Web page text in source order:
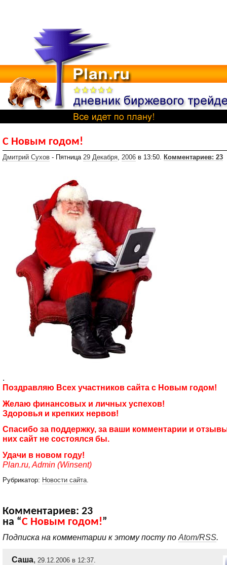
С Новым годом!
Дмитрий Сухов - Пятница 29 Декабря, 2006 в 13:50. Комментариев: 23
.
Поздравляю Всех участников сайта с Новым годом!
Желаю финансовых и личных успехов!
Здоровья и крепких нервов!
Спасибо за поддержку, за ваши комментарии и
них сайт не состоялся бы.
Удачи в новом году!
Plan.ru, Admin (Winsent)
Рубрикатор: Новости сайта
Комментариев: 23
на “С Новым годом!”
Подписка на комментарии к этому посту по Atom/RSS.
Саша, 29.12.2006 в 12:37.